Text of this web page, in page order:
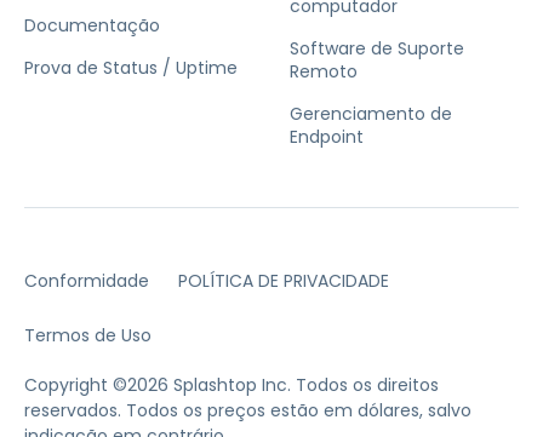
Documentação
Prova de Status / Uptime
computador
Software de Suporte
Remoto
Gerenciamento de
Endpoint
Conformidade POLÍTICA DE PRIVACIDADE
Termos de Uso
Copyright ©2026 Splashtop Inc. Todos os direitos
reservados. Todos os preços estão em dólares, salvo